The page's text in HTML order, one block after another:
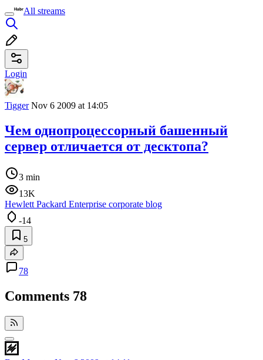
All streams
Login
TiggerNov 6 2009 at 14:05
Чем однопроцессорный башенный
сервер отличается от десктопа?
3 min
13K
Hewlett Packard Enterprise corporate blog
-14
5
78
Comments 78